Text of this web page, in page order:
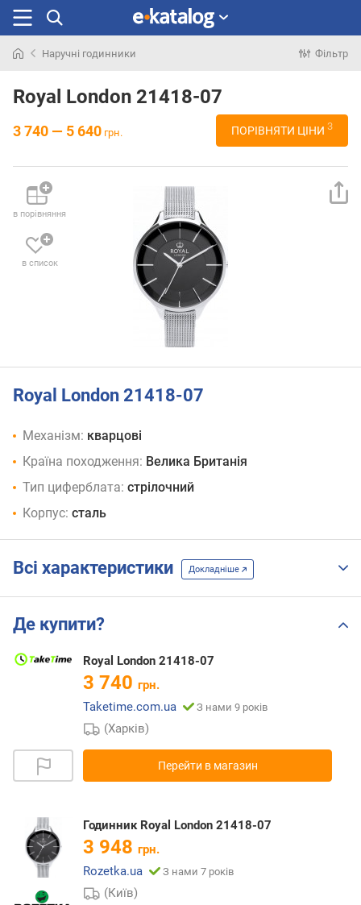
раніше
Наручні годинники Фільтр
Royal London 21418-07
3 740 — 5 640 грн. ПОРІВНЯТИ ЦІНИ 3
в порівняння
в список
Royal London 21418-07
Механізм: кварцові
Країна походження: Велика Британія
Тип циферблата: стрілочний
Корпус: сталь
Всі характеристики Докладніше
Де купити?
Royal London 21418-07
3 740 грн.
Taketime.com.ua
З нами 9 років
(Харків)
Перейти в магазин
Годинник Royal London 21418-07
3 948 грн.
Rozetka.ua
З нами 7 років
(Київ)